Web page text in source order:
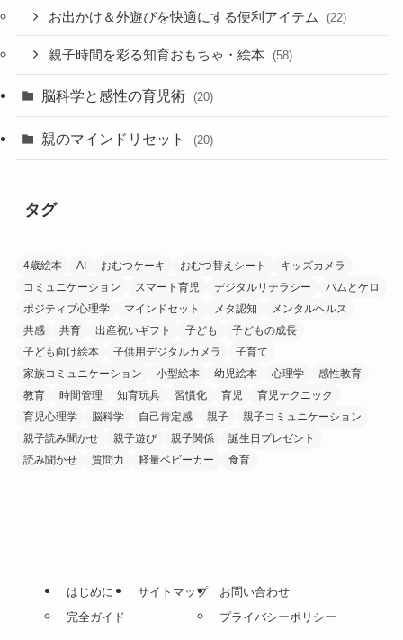
お出かけ＆外遊びを快適にする便利アイテム (22)
親子時間を彩る知育おもちゃ・絵本 (58)
脳科学と感性の育児術 (20)
親のマインドリセット (20)
タグ
4歳絵本 AI おむつケーキ おむつ替えシート
キッズカメラ
コミュニケーション
スマート育児 デジタルリテラシー
バムとケロ
ポジティブ心理学
マインドセット メタ認知
メンタルヘルス
共感
共育 出産祝いギフト 子ども
子どもの成長
子ども向け絵本
子供用デジタルカメラ
子育て
家族コミュニケーション
小型絵本 幼児絵本 心理学
感性教育
教育
時間管理 知育玩具 習慣化 育児
育児テクニック
育児心理学
脳科学 自己肯定感 親子
親子コミュニケーション
親子読み聞かせ
親子遊び 親子関係
誕生日プレゼント
読み聞かせ
質問力 軽量ベビーカー 食育
はじめに
完全ガイド
サイトマップ
お問い合わせ
プライバシーポリシー